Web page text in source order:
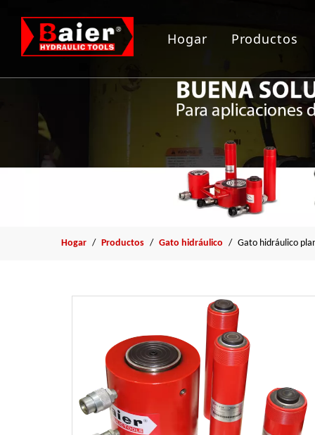
Hogar Productos
Gato
Bomba
Arrancador
Hogar / Productos / Gato hidráulico / Gato hidráulico